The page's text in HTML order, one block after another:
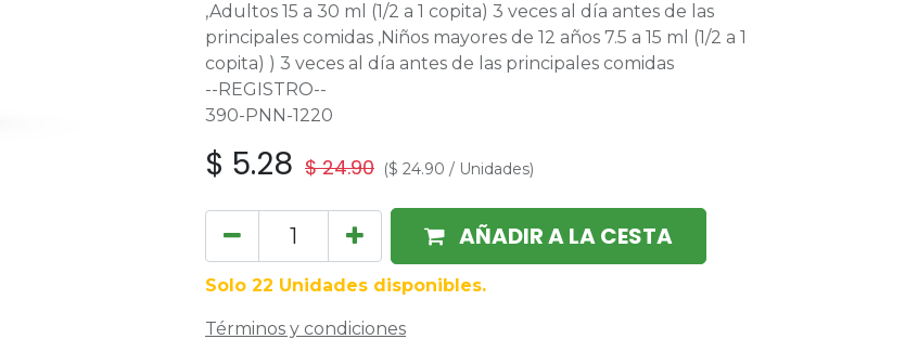
,Adultos 15 a 30 ml (1/2 a 1 copita) 3 veces al día antes de las
principales comidas ,Niños mayores de 12 años 7.5 a 15 ml (1/2 a 1
copita) ) 3 veces al día antes de las principales comidas
--REGISTRO--
390-PNN-1220
$ 5.28 $24.90 ($ 24.90 / Unidades)
AÑADIR A LA CESTA
Solo 22 Unidades disponibles.
Términos y condiciones